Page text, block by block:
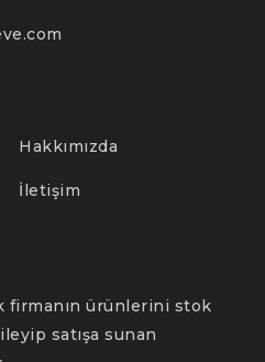
Hakkımızda
İletişim
firmanın ürünlerini stok
satışa sunan